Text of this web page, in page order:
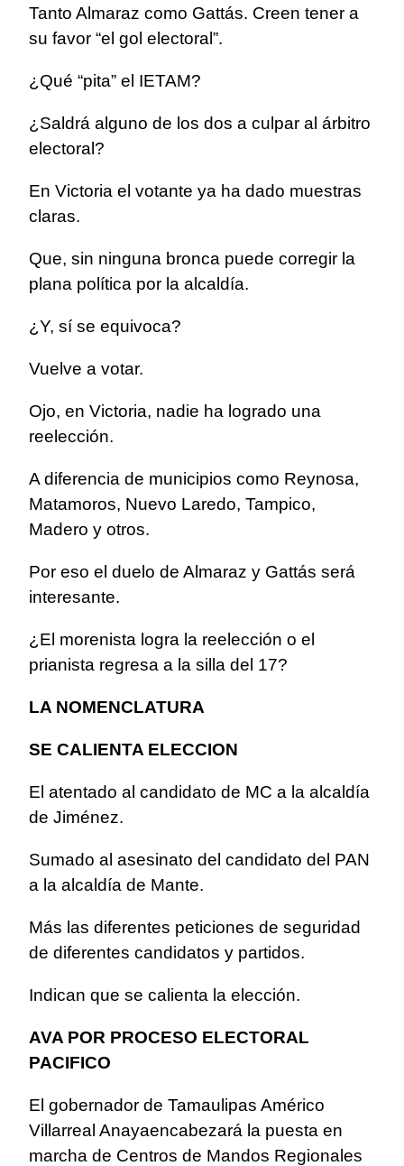
Tanto Almaraz como Gattás. Creen tener a
su favor “el gol electoral”.
¿Qué “pita” el IETAM?
¿Saldrá alguno de los dos a culpar al árbitro
electoral?
En Victoria el votante ya ha dado muestras
claras.
Que, sin ninguna bronca puede corregir la
plana política por la alcaldía.
¿Y, sí se equivoca?
Vuelve a votar.
Ojo, en Victoria, nadie ha logrado una
reelección.
A diferencia de municipios como Reynosa,
Matamoros, Nuevo Laredo, Tampico,
Madero y otros.
Por eso el duelo de Almaraz y Gattás será
interesante.
¿El morenista logra la reelección o el
prianista regresa a la silla del 17?
LA NOMENCLATURA
SE CALIENTA ELECCION
El atentado al candidato de MC a la alcaldía
de Jiménez.
Sumado al asesinato del candidato del PAN
a la alcaldía de Mante.
Más las diferentes peticiones de seguridad
de diferentes candidatos y partidos.
Indican que se calienta la elección.
AVA POR PROCESO ELECTORAL
PACIFICO
El gobernador de Tamaulipas Américo
Villarreal Anayaencabezará la puesta en
marcha de Centros de Mandos Regionales